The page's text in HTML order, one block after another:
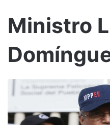
Ministro